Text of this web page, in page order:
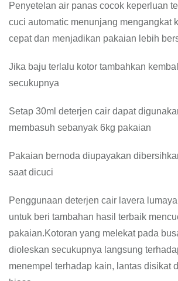
Penyetelan air panas cocok keperluan
cuci automatic menunjang mengangkat
cepat dan menjadikan pakaian lebih
Jika baju terlalu kotor tambahkan
secukupnya
Setap 30ml deterjen cair dapat
membasuh sebanyak 6kg pakaian
Pakaian bernoda diupayakan
saat dicuci
Penggunaan deterjen cair lavera
untuk beri tambahan hasil terbaik
pakaian.Kotoran yang melekat pada
dioleskan secukupnya langsung
menempel terhadap kain, lantas disikat